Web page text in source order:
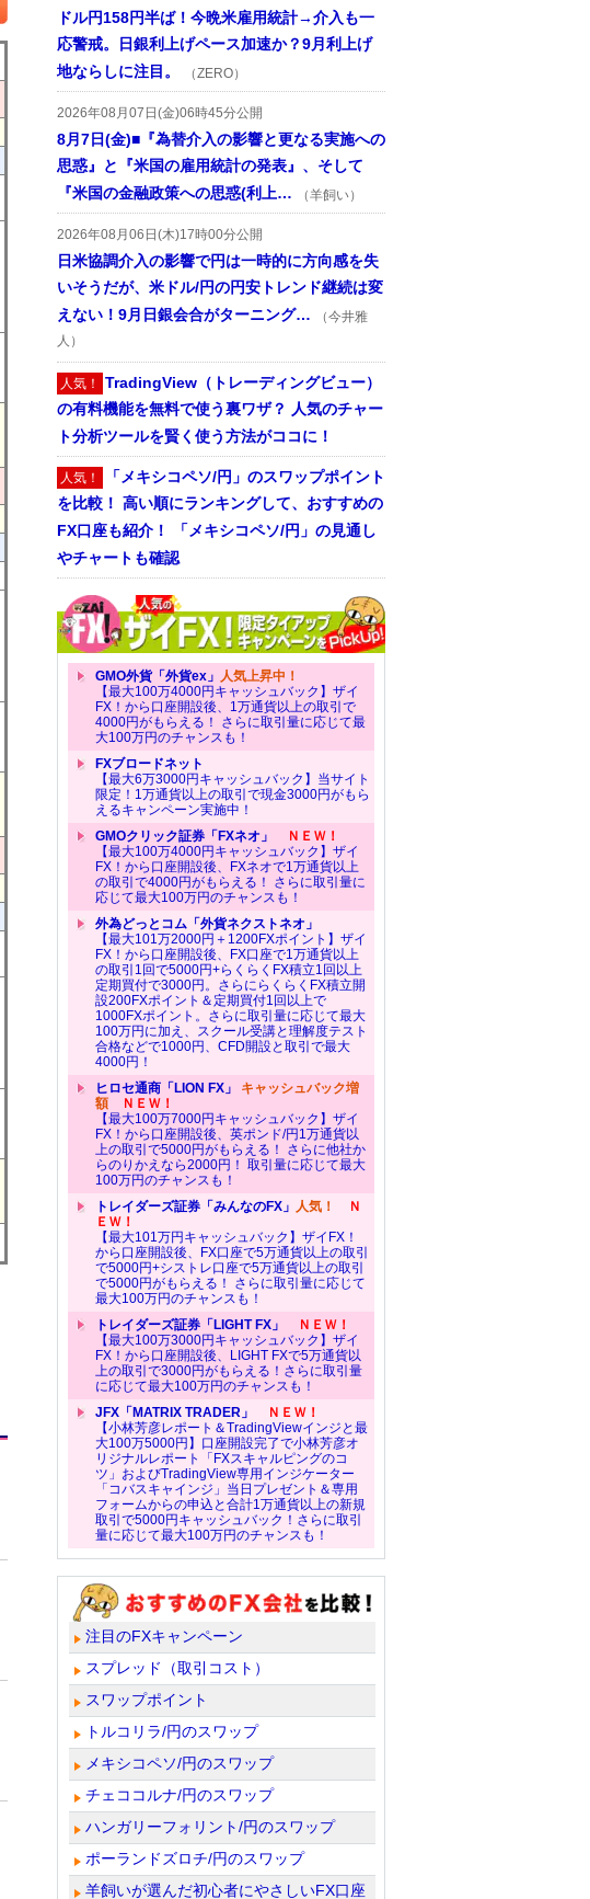
ドル円158円半ば！今晩米雇用統計→介入も一
応警戒。日銀利上げペース加速か？9月利上げ
地ならしに注目。
（ZERO）
2026年08月07日(金)06時45分公開
8月7日(金)■『為替介入の影響と更なる実施への
思惑』と『米国の雇用統計の発表』、そして
『米国の金融政策への思惑(利上…
（羊飼い）
2026年08月06日(木)17時00分公開
日米協調介入の影響で円は一時的に方向感を失
いそうだが、米ドル/円の円安トレンド継続は変
えない！9月日銀会合がターニング…
（今井雅
人）
人気！ TradingView（トレーディングビュー）
の有料機能を無料で使う裏ワザ？ 人気のチャー
ト分析ツールを賢く使う方法がココに！
人気！ 「メキシコペソ/円」のスワップポイント
を比較！ 高い順にランキングして、おすすめの
FX口座も紹介！ 「メキシコペソ/円」の見通し
やチャートも確認
GMO外貨「外貨ex」 人気上昇中！
【最大100万4000円キャッシュバック】ザイ
FX！から口座開設後、1万通貨以上の取引で
4000円がもらえる！ さらに取引量に応じて最
大100万円のチャンスも！
FXブロードネット
【最大6万3000円キャッシュバック】当サイト
限定！1万通貨以上の取引で現金3000円がもら
えるキャンペーン実施中！
GMOクリック証券「FXネオ」
ＮＥＷ！
【最大100万4000円キャッシュバック】ザイ
FX！から口座開設後、FXネオで1万通貨以上
の取引で4000円がもらえる！ さらに取引量に
応じて最大100万円のチャンスも！
外為どっとコム「外貨ネクストネオ」
【最大101万2000円＋1200FXポイント】ザイ
FX！から口座開設後、FX口座で1万通貨以上
の取引1回で5000円+らくらくFX積立1回以上
定期買付で3000円。さらにらくらくFX積立開
設200FXポイント＆定期買付1回以上で
1000FXポイント。さらに取引量に応じて最大
100万円に加え、スクール受講と理解度テスト
合格などで1000円、CFD開設と取引で最大
4000円！
ヒロセ通商「LION FX」 キャッシュバック増
額ＮＥＷ！
【最大100万7000円キャッシュバック】ザイ
FX！から口座開設後、英ポンド/円1万通貨以
上の取引で5000円がもらえる！ さらに他社か
らのりかえなら2000円！ 取引量に応じて最大
100万円のチャンスも！
トレイダーズ証券「みんなのFX」 人気！
Ｎ
ＥＷ！
【最大101万円キャッシュバック】ザイFX！
から口座開設後、FX口座で5万通貨以上の取引
で5000円+シストレ口座で5万通貨以上の取引
で5000円がもらえる！ さらに取引量に応じて
最大100万円のチャンスも！
トレイダーズ証券「LIGHT FX」
ＮＥＷ！
【最大100万3000円キャッシュバック】ザイ
FX！から口座開設後、LIGHT FXで5万通貨以
上の取引で3000円がもらえる！さらに取引量
に応じて最大100万円のチャンスも！
JFX「MATRIX TRADER」
ＮＥＷ！
【小林芳彦レポート＆TradingViewインジと最
大100万5000円】口座開設完了で小林芳彦オ
リジナルレポート「FXスキャルピングのコ
ツ」およびTradingView専用インジケーター
「コバスキャインジ」当日プレゼント＆専用
フォームからの申込と合計1万通貨以上の新規
取引で5000円キャッシュバック！さらに取引
量に応じて最大100万円のチャンスも！
注目のFXキャンペーン
スプレッド（取引コスト）
スワップポイント
トルコリラ/円のスワップ
メキシコペソ/円のスワップ
チェココルナ/円のスワップ
ハンガリーフォリント/円のスワップ
ポーランドズロチ/円のスワップ
羊飼いが選んだ初心者にやさしいFX口座